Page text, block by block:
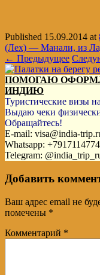
Published 15.09.2014 at
(Лех) — Манали, из
← Предыдущее
ПОМОГАЮ
ИНДИЮ
Туристические визы
Выдаю чеки
Обращайтесь!
E-mail: visa@india-
Whatsapp:
Telegram:
Добавить
Ваш адрес email не
помечены *
Комментарий *